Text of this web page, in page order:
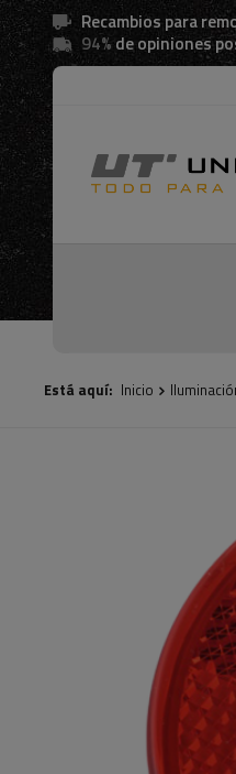
Recambios para
94% de opiniones
Está aquí: Inicio